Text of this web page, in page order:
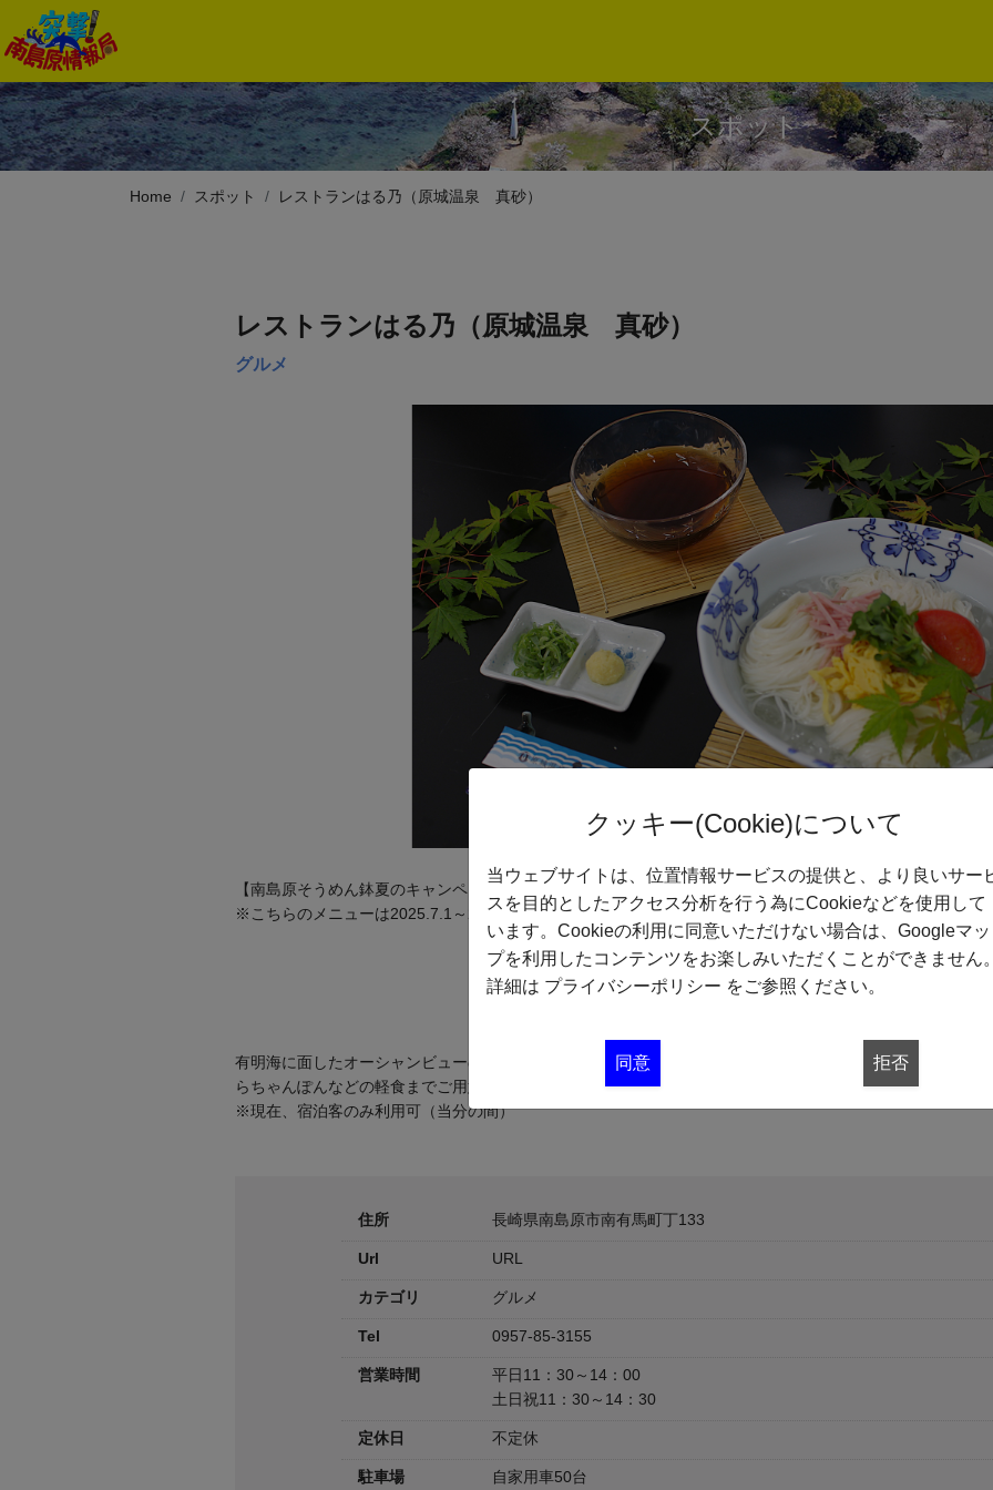
スポット
Home スポット レストランはる乃（原城温泉 真砂）
レストランはる乃（原城温泉 真砂）
グルメ
冷そうめん
【南島原そうめん鉢夏のキャンペーン対象】
※こちらのメニューは2025.7.1～2025.8.31の期間限定提供の場合があります。
有明海に面したオーシャンビューのお部屋で、新鮮な海の幸、地元の野菜を取り入れ食材の持ち味を活かし
らちゃんぽんなどの軽食までご用意しております。
※現在、宿泊客のみ利用可（当分の間）
住所 長崎県南島原市南有馬町丁133
Url URL
カテゴリ グルメ
Tel 0957-85-3155
営業時間
平日11：30～14：00
土日祝11：30～14：30
定休日 不定休
駐車場 自家用車50台
クッキー(Cookie)について
当ウェブサイトは、位置情報サービスの提供と、より良いサー
スを目的としたアクセス分析を行う為にCookieなどを使用して
います。Cookieの利用に同意いただけない場合は、Googleマッ
プを利用したコンテンツをお楽しみいただくことができません
詳細は プライバシーポリシー をご参照ください。
同意 拒否